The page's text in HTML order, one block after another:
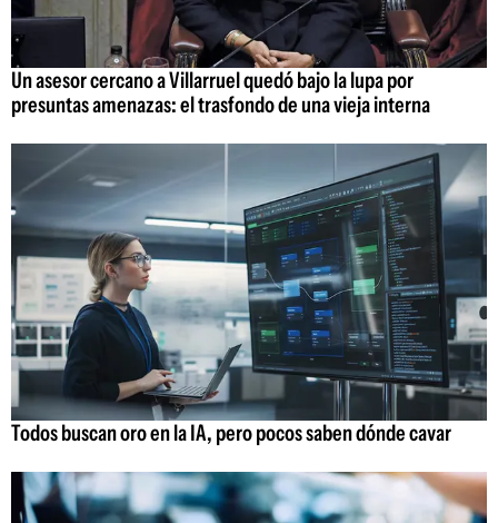
Un asesor cercano a Villarruel quedó bajo la lupa por
presuntas amenazas: el trasfondo de una vieja interna
Todos buscan oro en la IA, pero pocos saben dónde cavar